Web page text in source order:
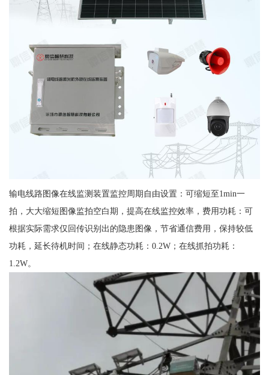
输电线路图像在线监测装置监控周期自由设置：可缩短至1min一
拍，大大缩短图像监拍空白期，提高在线监控效率，费用功耗：可
根据实际需求仅回传识别出的隐患图像，节省通信费用，保持较低
功耗，延长待机时间；在线静态功耗：0.2W；在线抓拍功耗：
1.2W。